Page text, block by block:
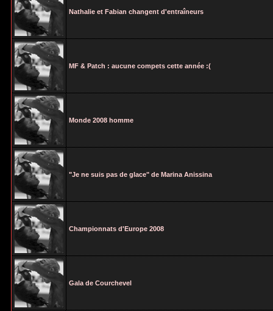
Nathalie et Fabian changent d'entraîneurs
MF & Patch : aucune compets cette année :(
Monde 2008 homme
"Je ne suis pas de glace" de Marina Anissina
Championnats d'Europe 2008
Gala de Courchevel